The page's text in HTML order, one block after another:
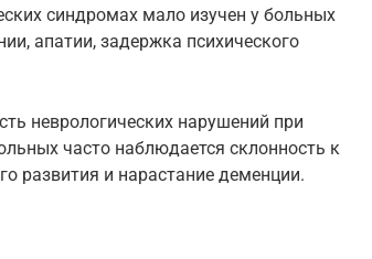
синдромах мало изучен у больных
апатии, задержка психического
неврологических нарушений при
часто наблюдается склонность к
развития и нарастание деменции.